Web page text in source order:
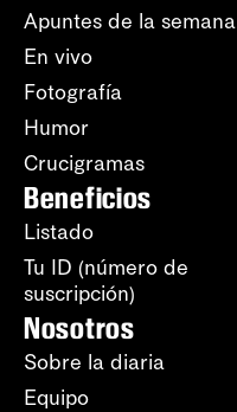
Apuntes de la semana
En vivo
Fotografía
Humor
Crucigramas
Beneficios
Listado
Tu ID (número de
suscripción)
Nosotros
Sobre la diaria
Equipo